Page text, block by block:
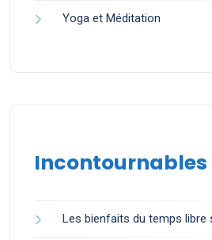
Yoga et Méditation
Incontournables
Les bienfaits du temps libre